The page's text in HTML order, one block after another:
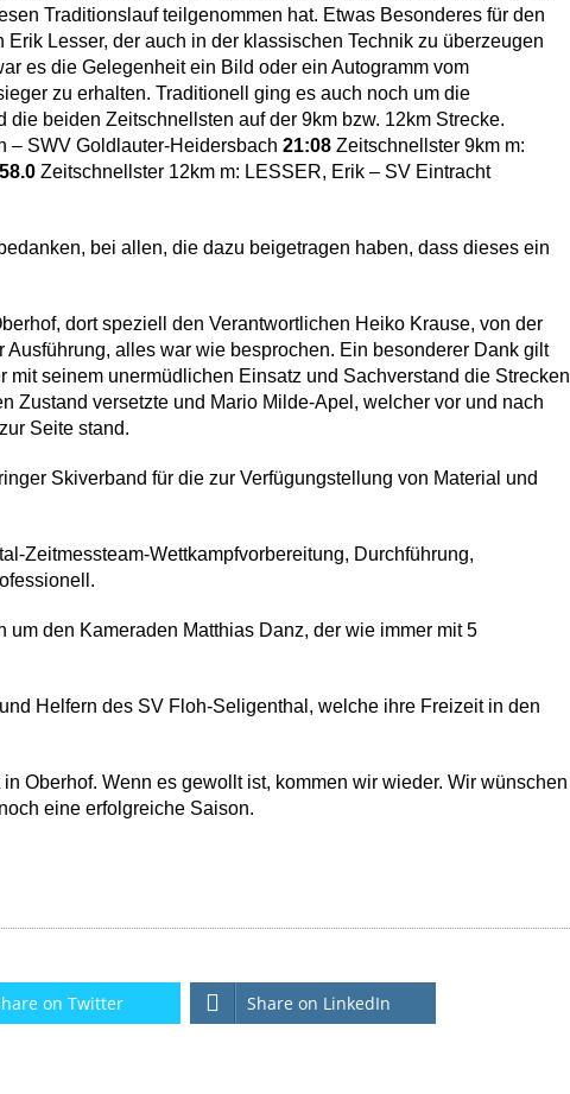
Traditionslauf teilgenommen hat. Etwas Besonderes für den
Lesser, der auch in der klassischen Technik zu überzeugen
es die Gelegenheit ein Bild oder ein Autogramm vom
zu erhalten. Traditionell ging es auch noch um die
die beiden Zeitschnellsten auf der 9km bzw. 12km Strecke.
– SWV Goldlauter-Heidersbach 21:08 Zeitschnellster 9km m:
Zeitschnellster 12km m: LESSER, Erik – SV Eintracht
bei allen, die dazu beigetragen haben, dass dieses ein
dort speziell den Verantwortlichen Heiko Krause, von der
alles war wie besprochen. Ein besonderer Dank gilt
mit seinem unermüdlichen Einsatz und Sachverstand die Strecken
Zustand versetzte und Mario Milde-Apel, welcher vor und nach
Seite stand.
Skiverband für die zur Verfügungstellung von Material und
Zeitmessteam-Wettkampfvorbereitung, Durchführung,
den Kameraden Matthias Danz, der wie immer mit 5
Helfern des SV Floh-Seligenthal, welche ihre Freizeit in den
Oberhof. Wenn es gewollt ist, kommen wir wieder. Wir wünschen
eine erfolgreiche Saison.
on Twitter Share on LinkedIn